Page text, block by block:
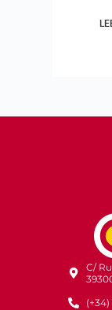
C/
(+34)